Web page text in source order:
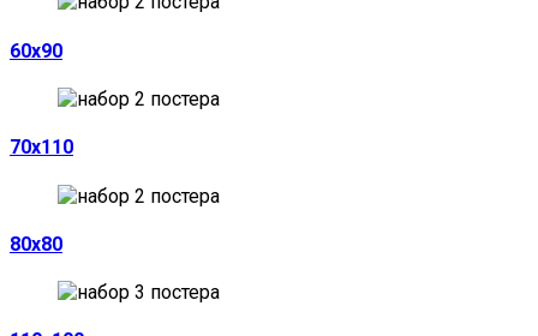
60х90
70х110
80х80